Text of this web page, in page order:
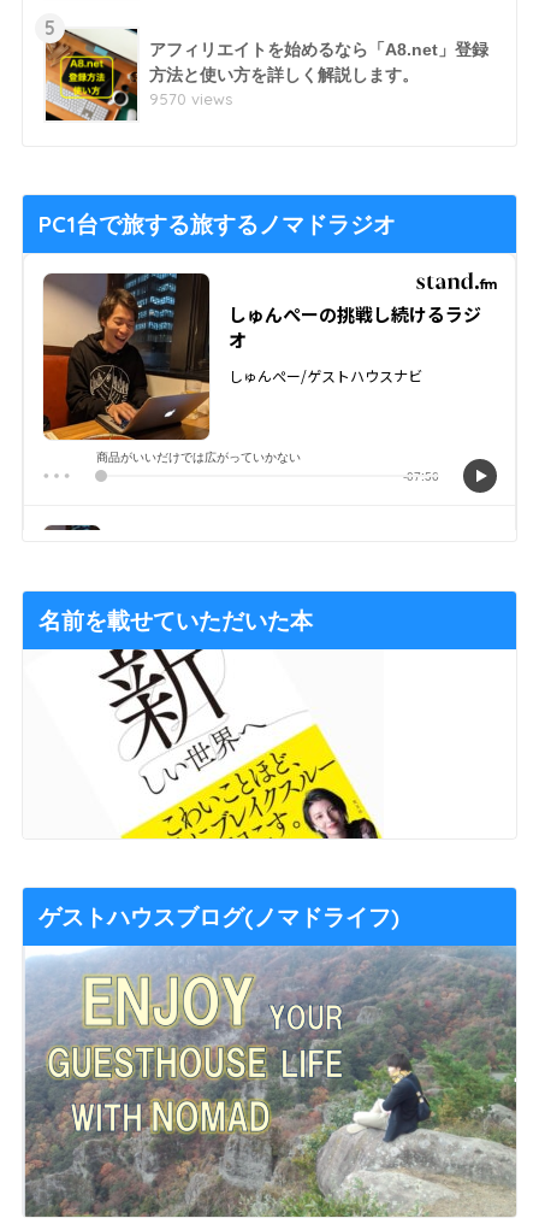
5
アフィリエイトを始めるなら「A8.net」登録
方法と使い方を詳しく解説します。
9570 views
PC1台で旅する旅するノマドラジオ
名前を載せていただいた本
ゲストハウスブログ(ノマドライフ)